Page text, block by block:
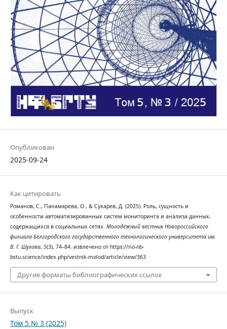
Опубликован
2025-09-24
Как цитировать
Романов, С., Панамарева, О., & Сухарев, Д. (2025). Роль, сущность и
особенности автоматизированных систем мониторинга и анализа данных,
содержащихся в социальных сетях. Молодёжный вестник Новороссийского
филиала Белгородского государственного технологического университета им.
В. Г. Шухова, 5(3), 74–84. извлечено от https://rio-nb-
bstu.science/index.php/vestnik-molod/article/view/363
Другие форматы библиографических ссылок
Выпуск
Том 5 № 3 (2025)